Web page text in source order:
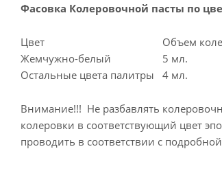
Фасовка Колеровочной пасты по
Цвет Объем
Жемчужно-белый
5 мл.
Остальные цвета палитры
4 мл.
Внимание!!! Не разбавлять
колеровки в соответствующий цвет
проводить в соответствии с